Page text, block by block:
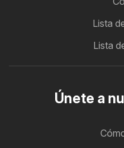
Lista
Lista
Únete a